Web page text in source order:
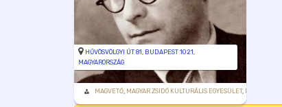
HŰVÖSVÖLGYI ÚT 81, BUDAPEST 1021,
MAGYARORSZÁG
MAGVETŐ MAGYAR ZSIDÓ KULTURÁLIS EGYESÜLET,